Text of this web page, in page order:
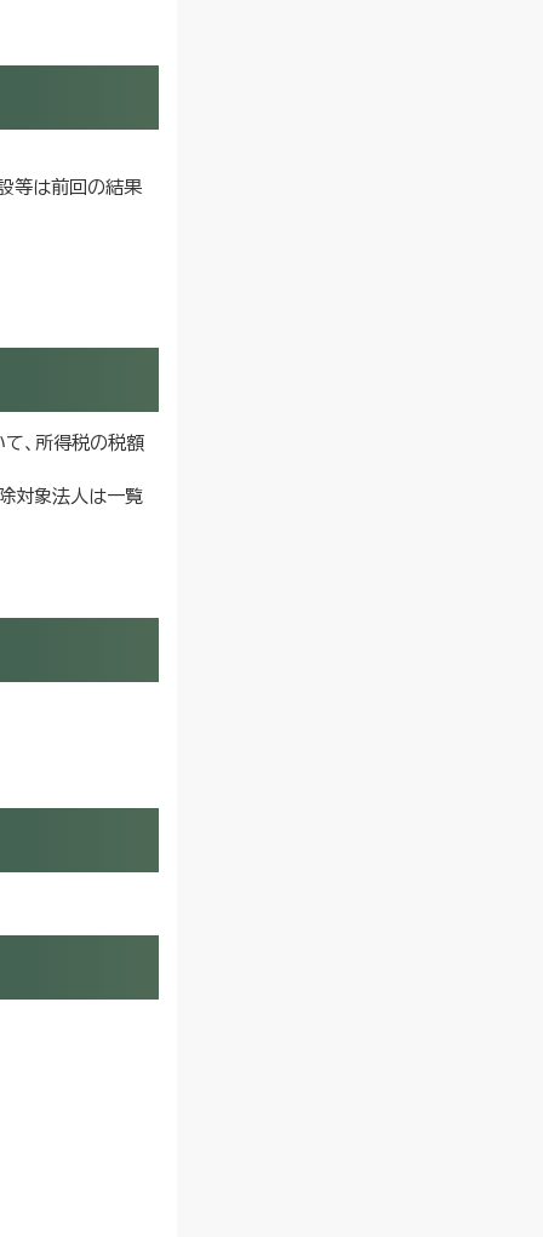
等は前回の結果
、所得税の税額
対象法人は一覧